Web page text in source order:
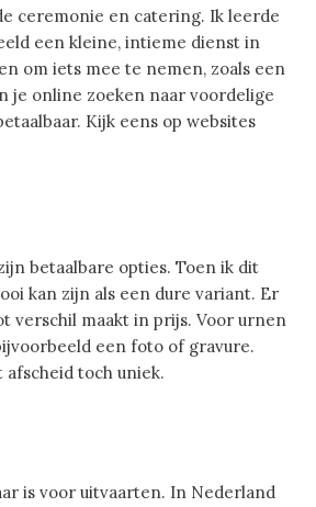
ceremonie en catering. Ik leerde
een kleine, intieme dienst in
om iets mee te nemen, zoals een
je online zoeken naar voordelige
Kijk eens op websites
betaalbare opties. Toen ik dit
kan zijn als een dure variant. Er
verschil maakt in prijs. Voor urnen
een foto of gravure.
toch uniek.
is voor uitvaarten. In Nederland